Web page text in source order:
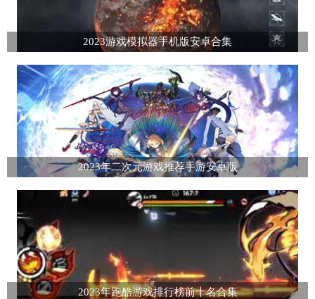
2023游戏模拟器手机版安卓合集
2023年二次元游戏推荐手游安卓版
2023年跑酷游戏排行榜前十名合集